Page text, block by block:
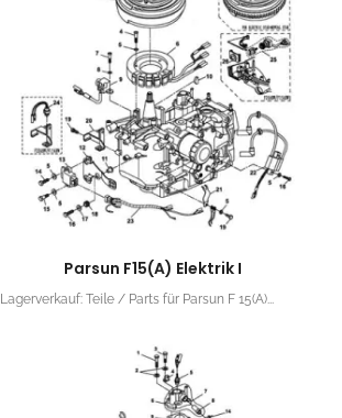
Parsun F15(A) Elektrik I
Lagerverkauf: Teile / Parts für Parsun F 15(A)...